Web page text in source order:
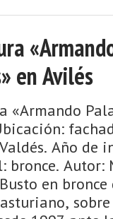
...
en Avilés
«Armando
Año de
bronce. Autor:
en